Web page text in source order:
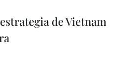
de Vietnam